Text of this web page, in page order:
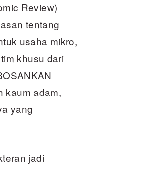
Review)
tentang
usaha mikro,
khusu dari
kaum adam,
yang
jadi